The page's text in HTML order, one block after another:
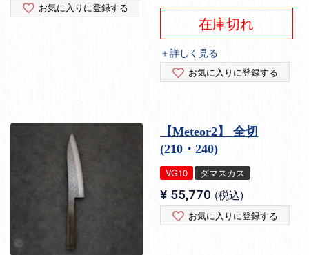
お気に入りに登録する
在庫切れ
＋詳しく見る
お気に入りに登録する
【Meteor2】 全切
(210・240)
VG10 ダマスカス
¥ 55,770 税込
お気に入りに登録する